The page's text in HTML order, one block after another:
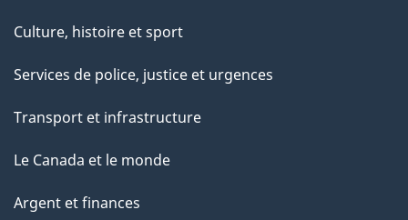
Culture, histoire et sport
Services de police, justice et urgences
Transport et infrastructure
Le Canada et le monde
Argent et finances